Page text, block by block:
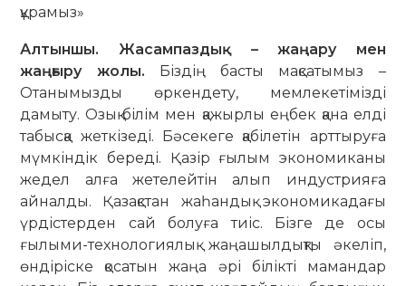
құрамыз»
Алтыншы. Жасампаздық – жаңару мен
жаңғыру жолы.
Біздің басты мақсатымыз –
Отанымызды өркендету, мемлекетімізді
дамыту. Озық білім мен қажырлы еңбек қана елді
табысқа жеткізеді. Бәсекеге қабілетін арттыруға
мүмкіндік береді. Қазір ғылым экономиканы
жедел алға жетелейтін алып индустрияға
айналды. Қазақстан жаһандық экономикадағы
үрдістерден сай болуға тиіс. Бізге де осы
ғылыми-технологиялық жаңашылдықты әкеліп,
өндіріске қосатын жаңа әрі білікті мамандар